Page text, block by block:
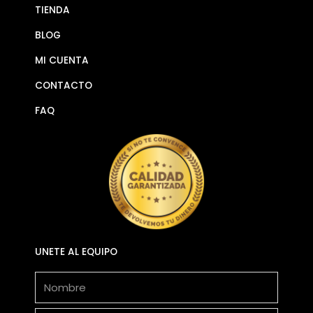
TIENDA
BLOG
MI CUENTA
CONTACTO
FAQ
UNETE AL EQUIPO